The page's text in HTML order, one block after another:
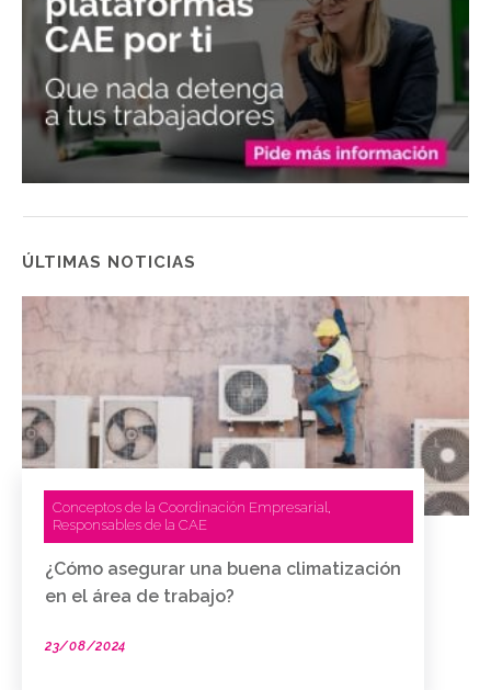
ÚLTIMAS NOTICIAS
Conceptos de la Coordinación Empresarial ,
Responsables de la CAE
¿Cómo asegurar una buena climatización
en el área de trabajo?
23/08/2024